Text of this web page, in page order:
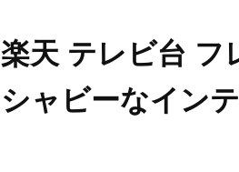
楽天 テレビ台 フ
シャビーなイン